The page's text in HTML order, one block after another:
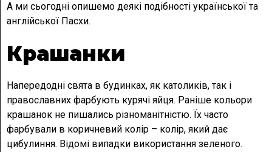
А ми сьогодні опишемо деякі подібності української та
англійської Пасхи.
Крашанки
Напередодні свята в будинках, як католиків, так і
православних фарбують курячі яйця. Раніше кольори
крашанок не пишались різноманітністю. Їх часто
фарбували в коричневий колір – колір, який дає
цибулиння. Відомі випадки використання зеленого.